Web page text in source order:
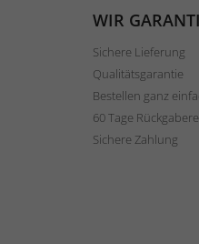
WIR
Sichere Lieferung
Qualitätsgarantie
Bestellen ganz
60 Tage
Sichere Zahlung